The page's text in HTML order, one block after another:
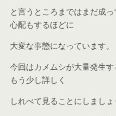
と言うところまではまだ成
心配もするほどに
大変な事態になっています。
今回はカメムシが大量発生
もう少し詳しく
しれべて見ることにしましょ